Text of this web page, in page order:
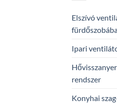
Elszívó
Ipari
rendszer
Konyhai